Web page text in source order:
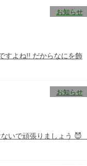
お知らせ
すよね!! だからなにを飾
お知らせ
いで頑張りましょう 😈